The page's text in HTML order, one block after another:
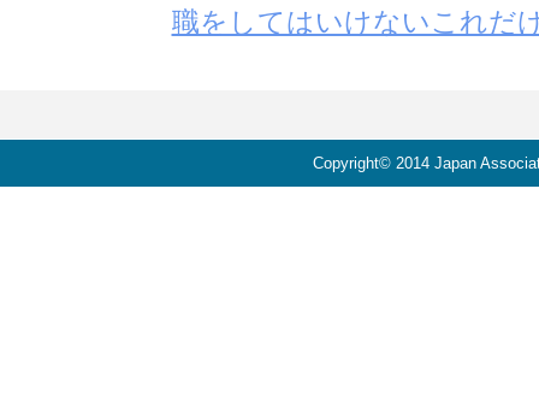
職をしてはいけないこれだ
Copyright© 2014 Japan